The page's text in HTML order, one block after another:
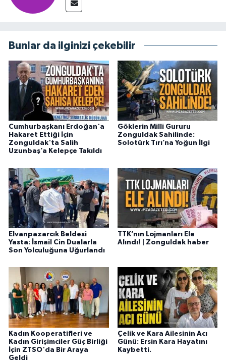
Bunlar da ilginizi çekebilir
Cumhurbaşkanı Erdoğan'a
Hakaret Ettiği İçin
Zonguldak'ta Salih
Uzunbaş’a Kelepçe Takıldı
Göklerin Milli Gururu
Zonguldak Sahilinde:
Solotürk Tırı’na Yoğun İlgi
Elvanpazarcık Beldesi
Yasta: İsmail Cin Dualarla
Son Yolculuğuna Uğurlandı
TTK’nın Lojmanları Ele
Alındı! | Zonguldak haber
Kadın Kooperatifleri ve
Kadın Girişimciler Güç Birliği
İçin ZTSO'da Bir Araya
Geldi
Çelik ve Kara Ailesinin Acı
Günü: Ersin Kara Hayatını
Kaybetti.